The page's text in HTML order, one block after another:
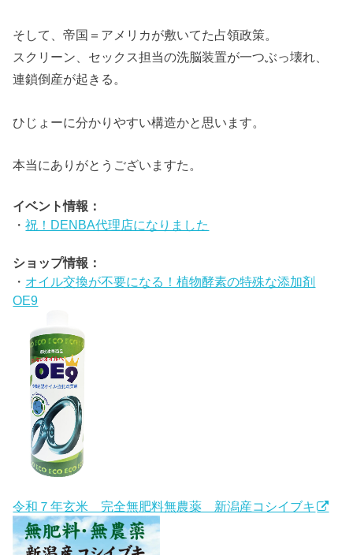
そして、帝国＝アメリカが敷いてた占領政策。
スクリーン、セックス担当の洗脳装置が一つぶっ壊れ、
連鎖倒産が起きる。
ひじょーに分かりやすい構造かと思います。
本当にありがとうございますた。
イベント情報：
・祝！DENBA代理店になりました
ショップ情報：
・ オイル交換が不要になる！植物酵素の特殊な添加剤
OE9
令和７年玄米 完全無肥料無農薬 新潟産コシイブキ